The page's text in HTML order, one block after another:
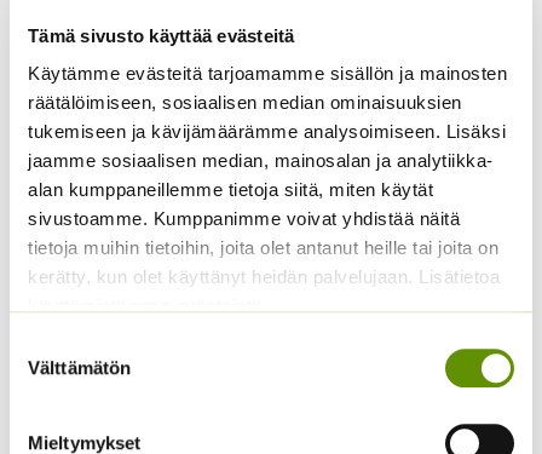
Tämä sivusto käyttää evästeitä
Käytämme evästeitä tarjoamamme sisällön ja mainosten
räätälöimiseen, sosiaalisen median ominaisuuksien
tukemiseen ja kävijämäärämme analysoimiseen. Lisäksi
jaamme sosiaalisen median, mainosalan ja analytiikka-
alan kumppaneillemme tietoja siitä, miten käytät
sivustoamme. Kumppanimme voivat yhdistää näitä
tietoja muihin tietoihin, joita olet antanut heille tai joita on
kerätty, kun olet käyttänyt heidän palvelujaan. Lisätietoa
valinta
Välttämätön
Mieltymykset
Kiinanasteri Matador
3,80€ Sisältää arvonlisäveron
Kääpiöauringonkukka
Pacino Gold
3,60€ Sisältää arvonlisäveron